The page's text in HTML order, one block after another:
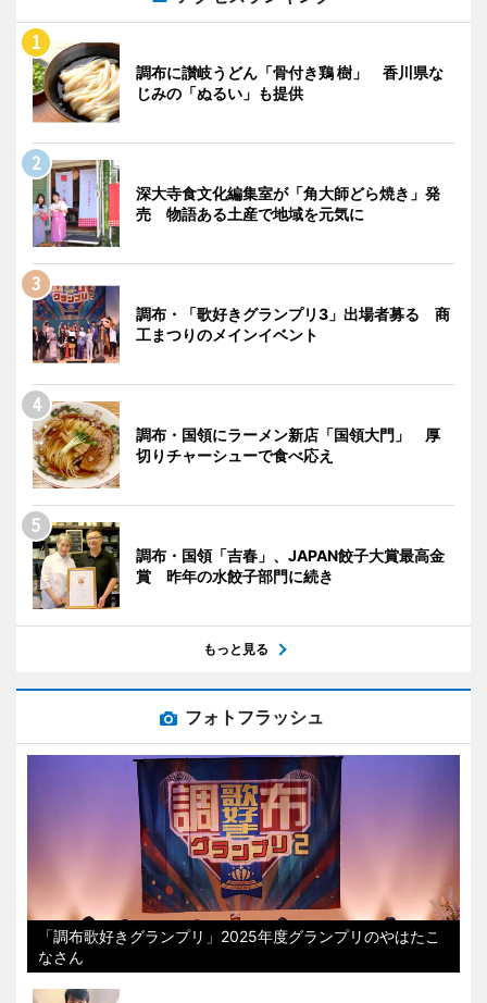
調布に讃岐うどん「骨付き鶏 樹」 香川県な
じみの「ぬるい」も提供
深大寺食文化編集室が「角大師どら焼き」発
売 物語ある土産で地域を元気に
調布・「歌好きグランプリ3」出場者募る 商
工まつりのメインイベント
調布・国領にラーメン新店「国領大門」 厚
切りチャーシューで食べ応え
調布・国領「吉春」、JAPAN餃子大賞最高金
賞 昨年の水餃子部門に続き
もっと見る
フォトフラッシュ
「調布歌好きグランプリ」2025年度グランプリのやはたこ
なさん